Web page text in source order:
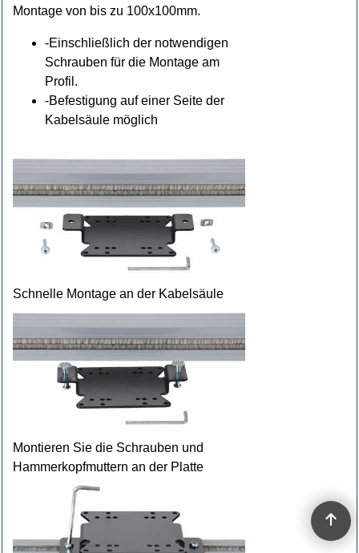
Montage von bis zu 100x100mm.
-Einschließlich der notwendigen
Schrauben für die Montage am
Profil.
-Befestigung auf einer Seite der
Kabelsäule möglich
Schnelle Montage an der Kabelsäule
Montieren Sie die Schrauben und
Hammerkopfmuttern an der Platte